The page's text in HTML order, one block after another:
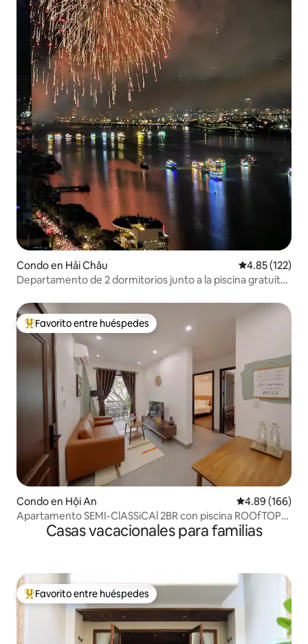
Condo en Hải Châu Calificación
4.85 (122)
Departamento de 2 dormitorios junto a la piscina gratuita
Favorito entre huéspedes preferido
Favorito entre huéspedes
Condo en Hội An Calificación
4.89 (166)
Apartamento SEMI-ClASSiCAl 2BR con piscina ROOfTOP
cerca de OldTown
Casas vacacionales para familias
Favorito entre huéspedes preferido
Favorito entre huéspedes